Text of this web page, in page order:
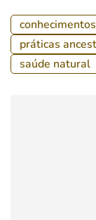
práticas
saúde natural